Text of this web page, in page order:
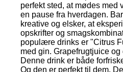
perfekt sted, at mødes med
en pause fra hverdagen.
kreative og elsker, at
opskrifter og
populære drinks er "Citrus
med gin. Grapefrugtjuice
Denne drink er både
Og den er perfekt til dem.